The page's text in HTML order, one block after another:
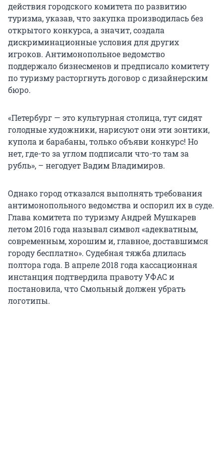
действия городского комитета по развитию
туризма, указав, что закупка производилась без
открытого конкурса, а значит, создала
дискриминационные условия для других
игроков. Антимонопольное ведомство
поддержало бизнесменов и предписало комитету
по туризму расторгнуть договор с дизайнерским
бюро.
«Петербург — это культурная столица, тут сидят
голодные художники, нарисуют они эти зонтики,
купола и барабаны, только объяви конкурс! Но
нет, где-то за углом подписали что-то там за
рубль», – негодует Вадим Владимиров.
Однако город отказался выполнять требования
антимонопольного ведомства и оспорил их в суде.
Глава комитета по туризму Андрей Мушкарев
летом 2016 года называл символ «адекватным,
современным, хорошим и, главное, доставшимся
городу бесплатно». Судебная тяжба длилась
полтора года. В апреле 2018 года кассационная
инстанция подтвердила правоту УФАС и
постановила, что Смольный должен убрать
логотипы.